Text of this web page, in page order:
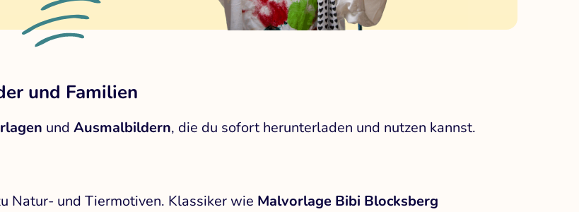
und Familien
und Ausmalbildern, die du sofort herunterladen und nutzen kannst.
Natur- und Tiermotiven. Klassiker wie Malvorlage Bibi Blocksberg